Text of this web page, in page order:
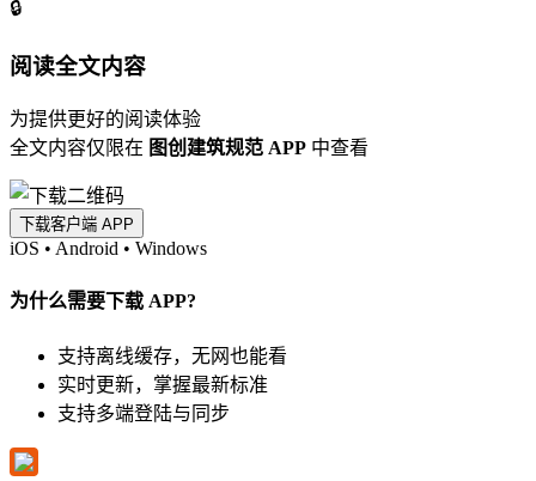
🔒
阅读全文内容
为提供更好的阅读体验
全文内容仅限在 图创建筑规范 APP 中查看
下载客户端 APP
iOS • Android • Windows
为什么需要下载 APP?
支持离线缓存，无网也能看
实时更新，掌握最新标准
支持多端登陆与同步